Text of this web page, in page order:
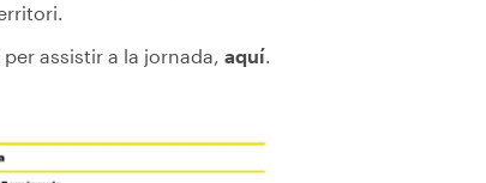
per assistir a la jornada, aquí.